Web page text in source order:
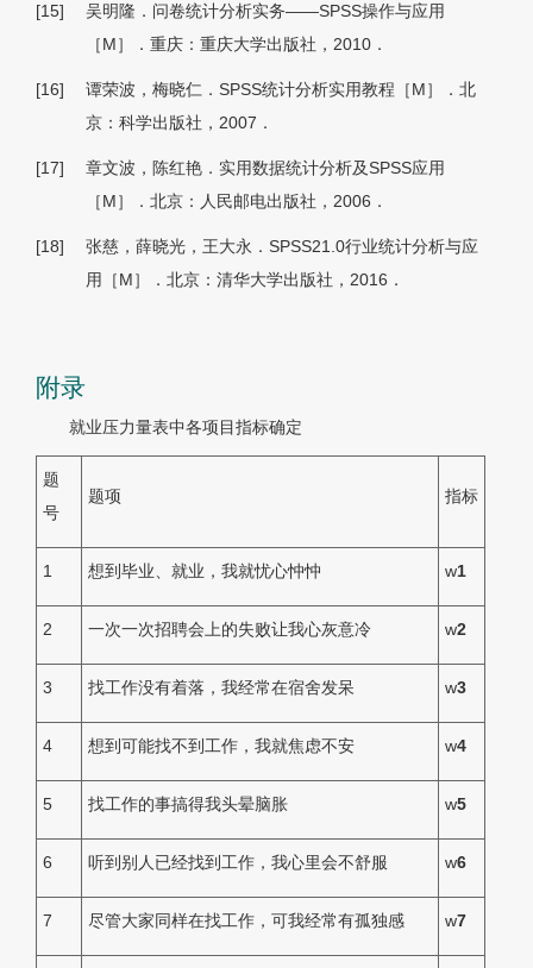
[15]
吴明隆．问卷统计分析实务——SPSS操作与应用
［M］．重庆：重庆大学出版社，2010．
[16]
谭荣波，梅晓仁．SPSS统计分析实用教程［M］．北
京：科学出版社，2007．
[17]
章文波，陈红艳．实用数据统计分析及SPSS应用
［M］．北京：人民邮电出版社，2006．
[18]
张慈，薛晓光，王大永．SPSS21.0行业统计分析与应
用［M］．北京：清华大学出版社，2016．
附录
就业压力量表中各项目指标确定
题
号
题项 指标
1 想到毕业、就业，我就忧心忡忡 w1
2 一次一次招聘会上的失败让我心灰意冷 w2
3 找工作没有着落，我经常在宿舍发呆 w3
4 想到可能找不到工作，我就焦虑不安 w4
5 找工作的事搞得我头晕脑胀 w5
6 听到别人已经找到工作，我心里会不舒服 w6
7 尽管大家同样在找工作，可我经常有孤独感 w7